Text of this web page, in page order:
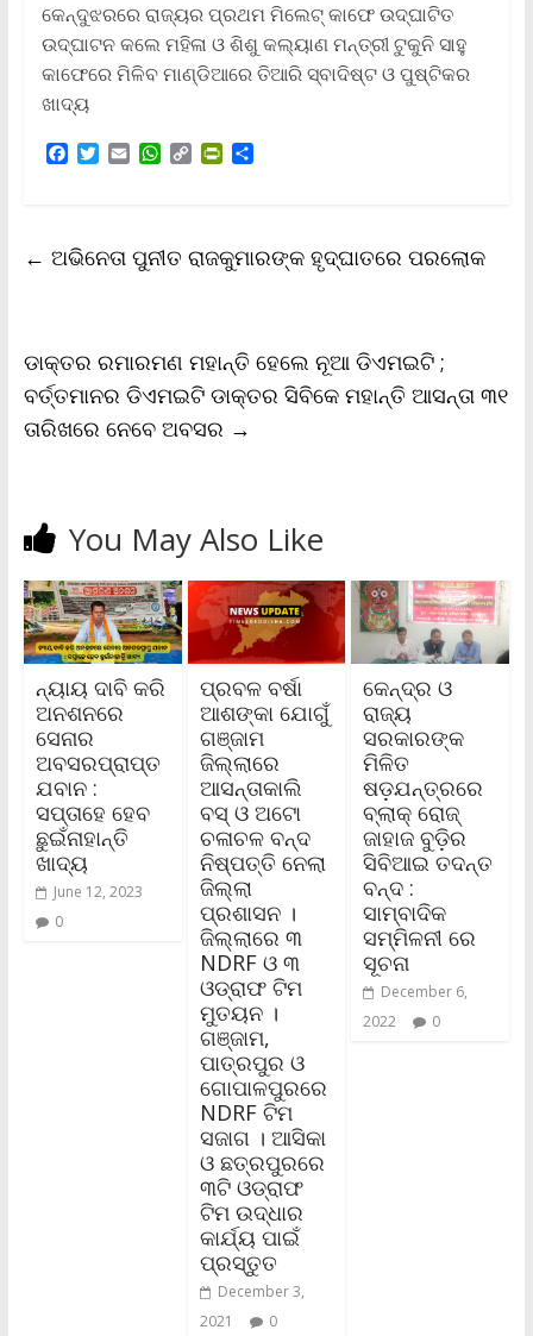
କେନ୍ଦୁଝରରେ ରାଜ୍ୟର ପ୍ରଥମ ମିଲେଟ୍ କାଫେ ଉଦ୍‌ଘାଟିତ
ଉଦ୍‌ଘାଟନ କଲେ ମହିଳା ଓ ଶିଶୁ କଲ୍ୟାଣ ମନ୍ତ୍ରୀ ଟୁକୁନି ସାହୁ
କାଫେରେ ମିଳିବ ମାଣ୍ଡିଆରେ ତିଆରି ସ୍ବାଦିଷ୍ଟ ଓ ପୁଷ୍ଟିକର
ଖାଦ୍ୟ
F
o
T
e
E
W
A
C
i
P
F
d
l
y
S
← ଅଭିନେତା ପୁନୀତ ରାଜକୁମାରଙ୍କ ହୃଦ୍‌ଘାତରେ ପରଲୋକ
ଡାକ୍ତର ରମାରମଣ ମହାନ୍ତି ହେଲେ ନୂଆ ଡିଏମଇଟି ;
ବର୍ତ୍ତମାନର ଡିଏମଇଟି ଡାକ୍ତର ସିବିକେ ମହାନ୍ତି ଆସନ୍ତା ୩୧
ତାରିଖରେ ନେବେ ଅବସର →
You May Also Like
ନ୍ୟାୟ ଦାବି କରି
ଅନଶନରେ
ସେନାର
ଅବସରପ୍ରାପ୍ତ
ଯବାନ :
ସପ୍ତାହେ ହେବ
ଛୁଇଁନାହାନ୍ତି
ଖାଦ୍ୟ
June 12, 2023
0
ପ୍ରବଳ ବର୍ଷା
ଆଶଙ୍କା ଯୋଗୁଁ
ଗଞ୍ଜାମ
ଜିଲ୍ଲାରେ
ଆସନ୍ତାକାଲି
ବସ୍‌ ଓ ଅଟୋ
ଚଳାଚଳ ବନ୍ଦ
ନିଷ୍ପତ୍ତି ନେଲା
ଜିଲ୍ଲା
ପ୍ରଶାସନ ।
ଜିଲ୍ଲାରେ ୩
NDRF ଓ ୩
ଓଡ୍ରାଫ ଟିମ
ମୁତୟନ ।
ଗଞ୍ଜାମ,
ପାତ୍ରପୁର ଓ
ଗୋପାଳପୁରରେ
NDRF ଟିମ
ସଜାଗ । ଆସିକା
ଓ ଛତ୍ରପୁରରେ
୩ଟି ଓଡ୍ରାଫ
ଟିମ ଉଦ୍ଧାର
କାର୍ଯ୍ୟ ପାଇଁ
ପ୍ରସ୍ତୁତ
December 3,
2021
0
କେନ୍ଦ୍ର ଓ
ରାଜ୍ୟ
ସରକାରଙ୍କ
ମିଳିତ
ଷଡ଼ଯନ୍ତ୍ରରେ
ବ୍ଲାକ୍ ରୋଜ୍
ଜାହାଜ ବୁଡ଼ିର
ସିବିଆଇ ତଦନ୍ତ
ବନ୍ଦ :
ସାମ୍ବାଦିକ
ସମ୍ମିଳନୀ ରେ
ସୂଚନା
December 6,
2022
0